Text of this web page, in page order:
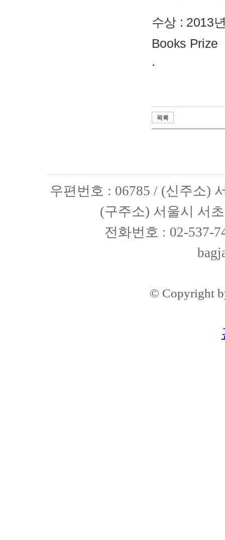
수상 : 2013
Books Prize
.
목록
우편번호 : 06785 / (신주소)
(구주소) 서울시 서
전화번호 : 02-537-
© Copyright